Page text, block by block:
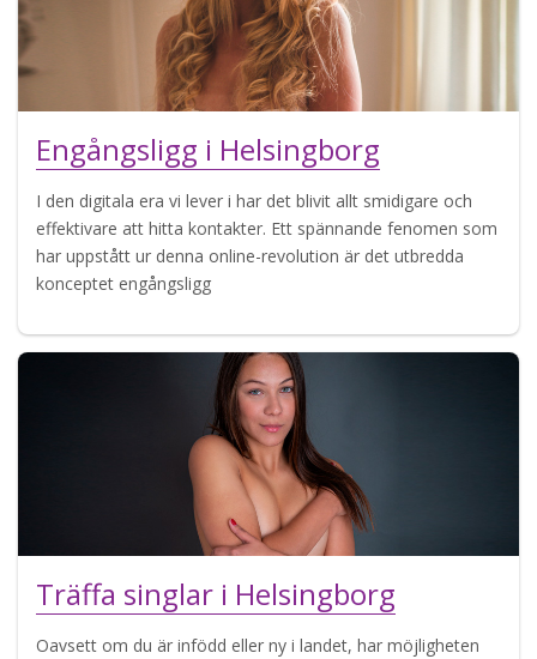
Engångsligg i Helsingborg
I den digitala era vi lever i har det blivit allt smidigare och
effektivare att hitta kontakter. Ett spännande fenomen som
har uppstått ur denna online-revolution är det utbredda
konceptet engångsligg
Träffa singlar i Helsingborg
Oavsett om du är infödd eller ny i landet, har möjligheten